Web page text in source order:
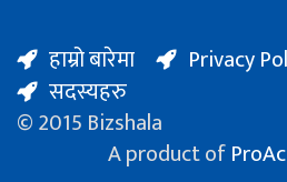
हाम्रो बारेमा
Privacy
सदस्यहरु
© 2015 Bizshala
A product of